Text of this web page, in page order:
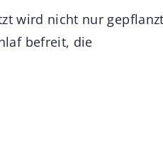
wird nicht nur
befreit, die